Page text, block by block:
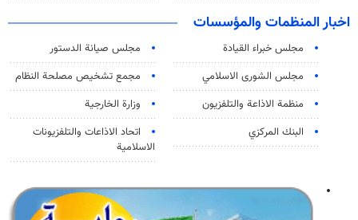
اخبار المنظمات والمؤسسات
مجلس خبراء القيادة
مجلس صيانة الدستور
مجلس الشورى الاسلامي
مجمع تشخيص مصلحة النظام
منظمة الاذاعة والتلفزیون
وزارة الخارجية
البنك المركزي
اتحاد الاذاعات والتلفزيونات
الاسلامية